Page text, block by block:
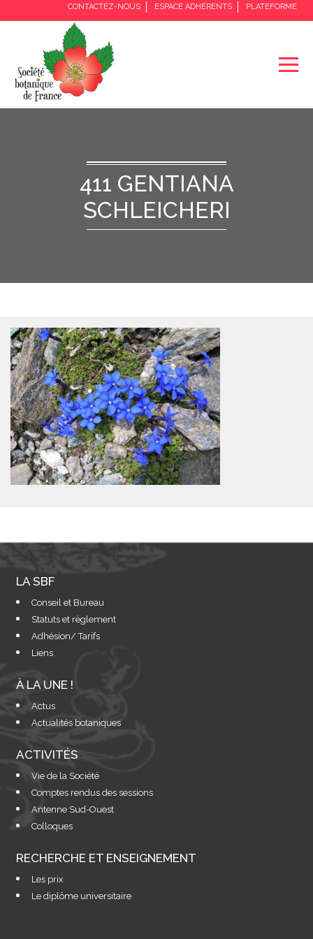
CONTACTEZ-NOUS ESPACE ADHÉRENTS PLATEFORME
411 GENTIANA
SCHLEICHERI
LA SBF
Conseil et Bureau
Statuts et règlement
Adhésion/ Tarifs
Liens
À LA UNE !
Actus
Actualités botaniques
ACTIVITÉS
Vie de la Société
Comptes rendus des sessions
Antenne Sud-Ouest
Colloques
RECHERCHE ET ENSEIGNEMENT
Les prix
Le diplôme universitaire